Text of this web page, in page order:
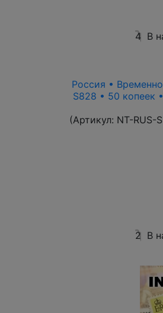
4 В
Россия •
S828 • 50 копеек
(Артикул: NT-RUS-
2 В